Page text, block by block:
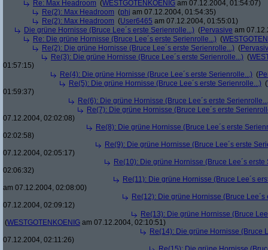
Re: Max Headroom (WESTGOTENKOENIG am 07.12.2004, 01:54:07)
Re(2): Max Headroom (phj am 07.12.2004, 01:54:35)
Re(2): Max Headroom (User6465 am 07.12.2004, 01:55:01)
Die grüne Hornisse (Bruce Lee´s erste Serienrolle...) (Pervasive am
Re: Die grüne Hornisse (Bruce Lee´s erste Serienrolle...) (
Re(2): Die grüne Hornisse (Bruce Lee´s erste Serienrolle...) (
Re(3): Die grüne Hornisse (Bruce Lee´s erste Serienrolle...) (
01:57:15)
Re(4): Die grüne Hornisse (Bruce Lee´s erste Serienrolle...) (
Re(5): Die grüne Hornisse (Bruce Lee´s erste Serienrolle...) (
01:59:37)
Re(6): Die grüne Hornisse (Bruce Lee´s erste
Re(7): Die grüne Hornisse (Bruce Lee´s erste
07.12.2004, 02:02:08)
Re(8): Die grüne Hornisse (Bruce Lee´s erste
02:02:58)
Re(9): Die grüne Hornisse (Bruce Lee´s erste
07.12.2004, 02:05:17)
Re(10): Die grüne Hornisse (Bruce Lee´s erste
02:06:32)
Re(11): Die grüne Hornisse (Bruce Lee´s
am 07.12.2004, 02:08:00)
Re(12): Die grüne Hornisse (Bruce
07.12.2004, 02:09:12)
Re(13): Die grüne Hornisse (Bruce
(WESTGOTENKOENIG am 07.12.2004, 02:10:51)
Re(14): Die grüne Hornisse (Bruce
07.12.2004, 02:11:26)